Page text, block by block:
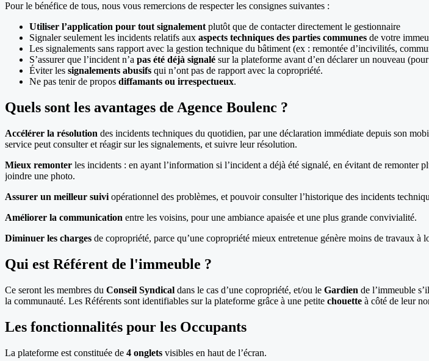
Pour le bénéfice de tous, nous vous remercions de respecter les consignes suivantes :
Utiliser l’application pour tout signalement plutôt que de contacter directement le gestionnaire
Signaler seulement les incidents relatifs aux aspects techniques des parties communes de votre
Les signalements sans rapport avec la gestion technique du bâtiment (ex : remontée d’incivilités,
S’assurer que l’incident n’a pas été déjà signalé sur la plateforme avant d’en déclarer un nouveau
Éviter les signalements abusifs qui n’ont pas de rapport avec la copropriété.
Ne pas tenir de propos diffamants ou irrespectueux.
Quels sont les avantages de Agence Boulenc ?
Accélérer la résolution des incidents techniques du quotidien, par une déclaration immédiate depuis son
service peut consulter et réagir sur les signalements, et suivre leur résolution.
Mieux remonter les incidents : en ayant l’information si l’incident a déjà été signalé, en évitant de
joindre une photo.
Assurer un meilleur suivi opérationnel des problèmes, et pouvoir consulter l’historique des incidents
Améliorer la communication entre les voisins, pour une ambiance apaisée et une plus grande convivialité.
Diminuer les charges de copropriété, parce qu’une copropriété mieux entretenue génère moins de travaux à
Qui est Référent de l'immeuble ?
Ce seront les membres du Conseil Syndical dans le cas d’une copropriété, et/ou le Gardien de l’immeuble
la communauté. Les Référents sont identifiables sur la plateforme grâce à une petite chouette à côté de leur
Les fonctionnalités pour les Occupants
La plateforme est constituée de 4 onglets visibles en haut de l’écran.